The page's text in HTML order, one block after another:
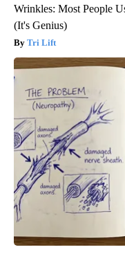
Wrinkles: Most People
(It's Genius)
Tri Lift